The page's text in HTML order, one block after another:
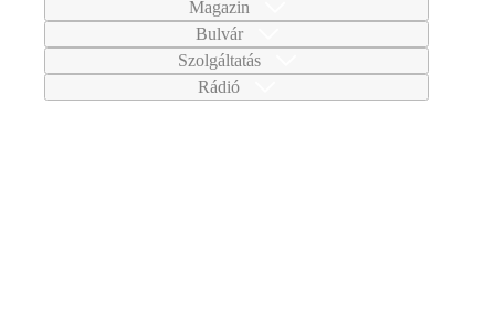
Magazin
Bulvár
Szolgáltatás
Rádió